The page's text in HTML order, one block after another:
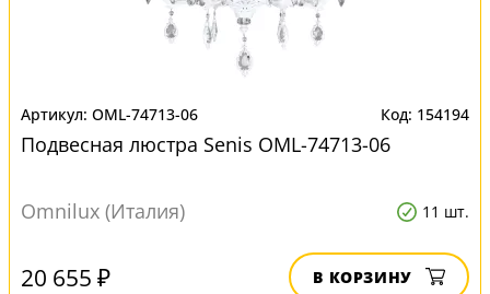
OML-74713-06 154194
Подвесная люстра Senis OML-74713-06
Omnilux (Италия) 11 шт.
20 655 ₽ В КОРЗИНУ